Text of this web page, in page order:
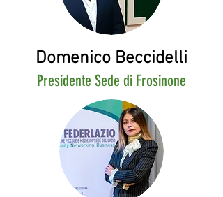
Domenico Beccidelli
Presidente Sede di Frosinone